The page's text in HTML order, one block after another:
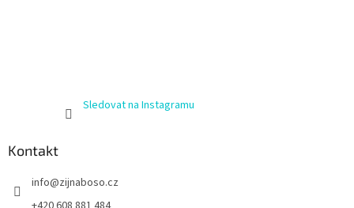
Sledovat na Instagramu
Kontakt
info@zijnaboso.cz